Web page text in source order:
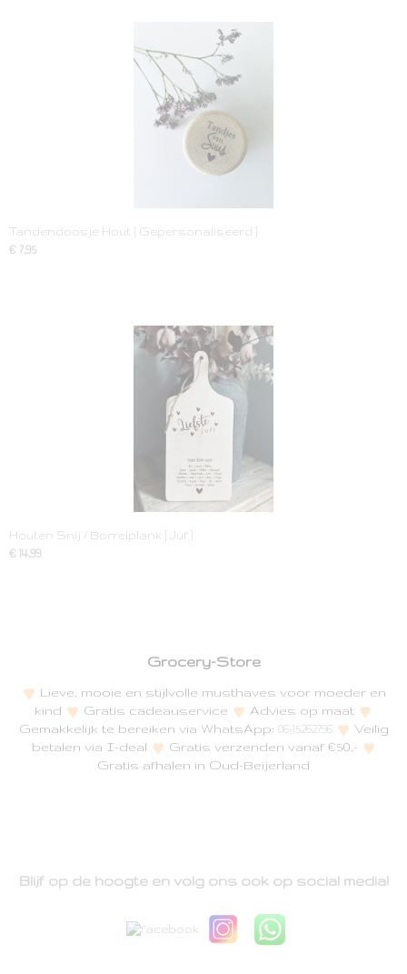
Tandendoosje Hout [ Gepersonaliseerd ]
€ 7,95
Houten Snij / Borrelplank [ Juf ]
€ 14,99
Grocery-Store
Lieve, mooie en stijlvolle musthaves voor moeder en
kind
Gratis cadeauservice
Advies op maat
Gemakkelijk te bereiken via WhatsApp: 06-15262796
Veilig
betalen via I-deal
Gratis verzenden vanaf €50,-
Gratis afhalen in Oud-Beijerland
Blijf op de hoogte en volg ons ook op social media!